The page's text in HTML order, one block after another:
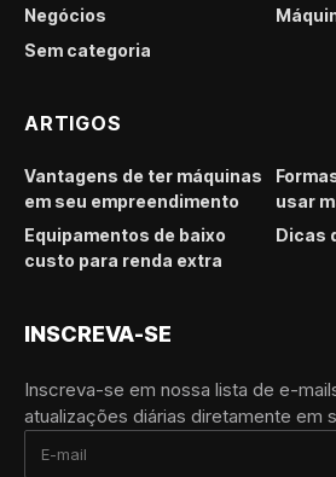
Negócios
Sem categoria
ARTIGOS
Vantagens de ter máquinas
em seu empreendimento
usar
Equipamentos de baixo
custo para renda extra
Dicas
INSCREVA-SE
Inscreva-se em nossa lista de e-
atualizações diárias diretamente em